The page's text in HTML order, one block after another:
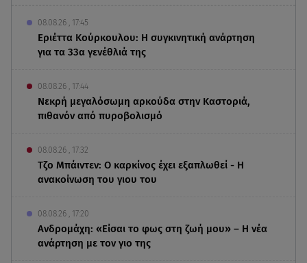
08.08.26 , 17:45
Εριέττα Κούρκουλου: Η συγκινητική ανάρτηση
για τα 33α γενέθλιά της
08.08.26 , 17:44
Νεκρή μεγαλόσωμη αρκούδα στην Καστοριά,
πιθανόν από πυροβολισμό
08.08.26 , 17:32
Τζο Μπάιντεν: Ο καρκίνος έχει εξαπλωθεί - Η
ανακοίνωση του γιου του
08.08.26 , 17:20
Ανδρομάχη: «Είσαι το φως στη ζωή μου» – Η νέα
ανάρτηση με τον γιο της